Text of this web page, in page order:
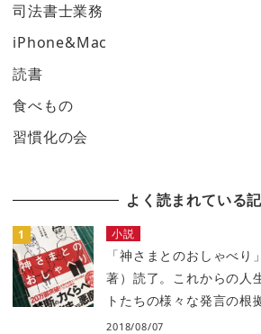
司法書士業務
iPhone&Mac
読書
食べもの
習慣化の会
よく読まれている
小説
「神さまとのおしゃべり
著）読了。これからの人
トたちの様々な発言の根
2018/08/07